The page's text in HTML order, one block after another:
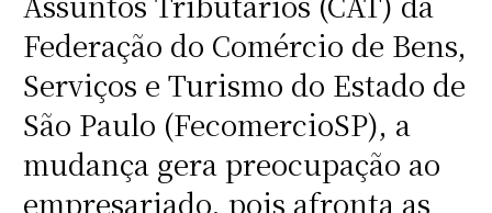
Federação do Comércio de Bens,
Serviços e Turismo do Estado de
São Paulo (FecomercioSP), a
mudança gera preocupação ao
empresariado, pois afronta as